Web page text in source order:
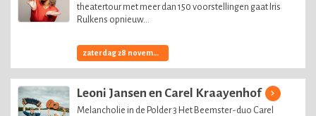
theatertour met meer dan 150 voorstellingen gaat Iris
Rulkens opnieuw...
zaterdag 28 november, 2026
Leoni Jansen en Carel Kraayenhof
Melancholie in de Polder 3 Het Beemster-duo Carel